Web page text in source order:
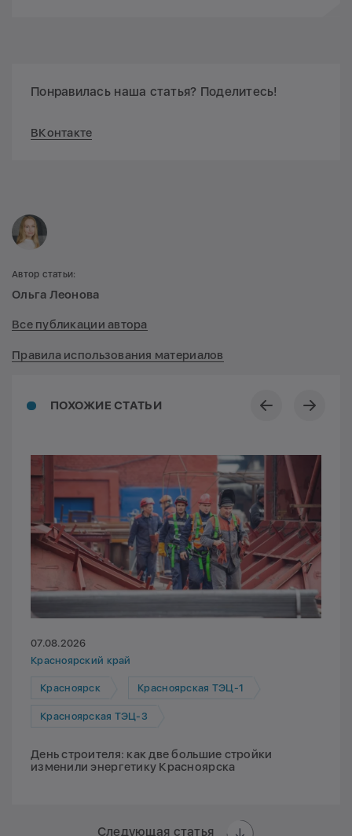
Понравилась наша статья? Поделитесь!
ВКонтакте
ПОХОЖИЕ СТАТЬИ
07.08.2026
Красноярский край
Красноярск Красноярская ТЭЦ-1
Красноярская ТЭЦ-3
День строителя: как две большие стройки
изменили энергетику Красноярска
Следующая статья
Автор статьи:
Ольга Леонова
Все публикации автора
Правила использования материалов